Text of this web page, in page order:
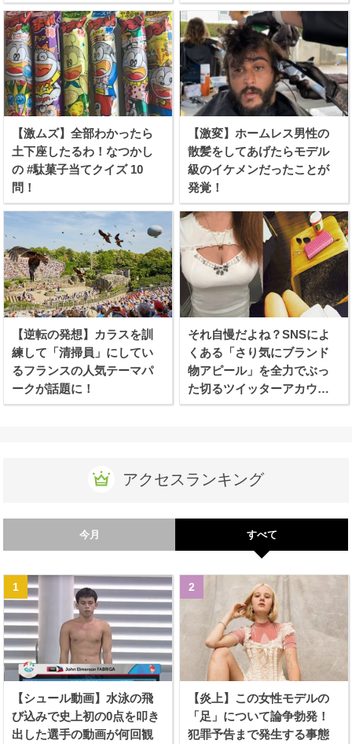
【激ムズ】全部わかったら
土下座したるわ！なつかし
の #駄菓子当てクイズ 10
問！
【激変】ホームレス男性の
散髪をしてあげたらモデル
級のイケメンだったことが
発覚！
【逆転の発想】カラスを訓
練して「清掃員」にしてい
るフランスの人気テーマパ
ークが話題に！
それ自慢だよね？SNSによ
くある「さり気にブランド
物アピール」を全力でぶっ
た切るツイッターアカウン
トが話題に！
アクセスランキング
今月 すべて
【シュール動画】水泳の飛
び込みで史上初の0点を叩き
出した選手の動画が何回観
【炎上】この女性モデルの
「足」について論争勃発！
犯罪予告まで発生する事態